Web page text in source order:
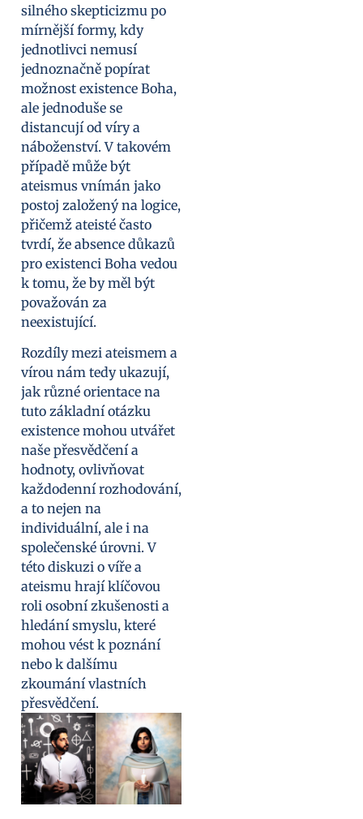
silného skepticizmu po
mírnější formy, kdy
jednotlivci nemusí
jednoznačně popírat
možnost existence Boha,
ale jednoduše se
distancují od víry a
náboženství. V takovém
případě může být
ateismus vnímán jako
postoj založený na logice,
přičemž ateisté často
tvrdí, že absence důkazů
pro existenci Boha vedou
k tomu, že by měl být
považován za
neexistující.
Rozdíly mezi ateismem a
vírou nám tedy ukazují,
jak různé orientace na
tuto základní otázku
existence mohou utvářet
naše přesvědčení a
hodnoty, ovlivňovat
každodenní rozhodování,
a to nejen na
individuální, ale i na
společenské úrovni. V
této diskuzi o víře a
ateismu hrají klíčovou
roli osobní zkušenosti a
hledání smyslu, které
mohou vést k poznání
nebo k dalšímu
zkoumání vlastních
přesvědčení.